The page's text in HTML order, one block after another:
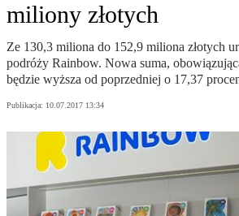
miliony złotych
Ze 130,3 miliona do 152,9 miliona złotych
podróży Rainbow. Nowa suma,
będzie wyższa od poprzedniej o 17,37
Publikacja: 10.07.2017 13:34